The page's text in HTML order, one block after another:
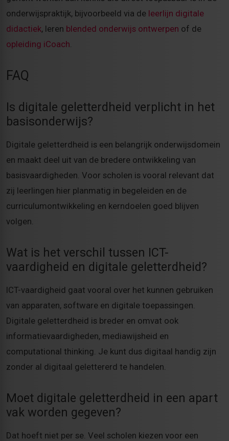
onderwijspraktijk, bijvoorbeeld via de leerlijn digitale
didactiek, leren blended onderwijs ontwerpen of de
opleiding iCoach
FAQ
Is digitale geletterdheid verplicht in het
basisonderwijs?
Digitale geletterdheid is een belangrijk onderwijsdomein
en maakt deel uit van de bredere ontwikkeling van
basisvaardigheden. Voor scholen is vooral relevant dat
zij leerlingen hier planmatig in begeleiden en de
curriculumontwikkeling en kerndoelen goed blijven
volgen.
Wat is het verschil tussen ICT-
vaardigheid en digitale geletterdheid?
ICT-vaardigheid gaat vooral over het kunnen gebruiken
van apparaten, software en digitale toepassingen.
Digitale geletterdheid is breder en omvat ook
informatievaardigheden, mediawijsheid en
computational thinking. Je kunt dus digitaal handig zijn
zonder al digitaal gelettererd te handelen.
Moet digitale geletterdheid in een apart
vak worden gegeven?
Dat hoeft niet per se. Veel scholen kiezen voor een